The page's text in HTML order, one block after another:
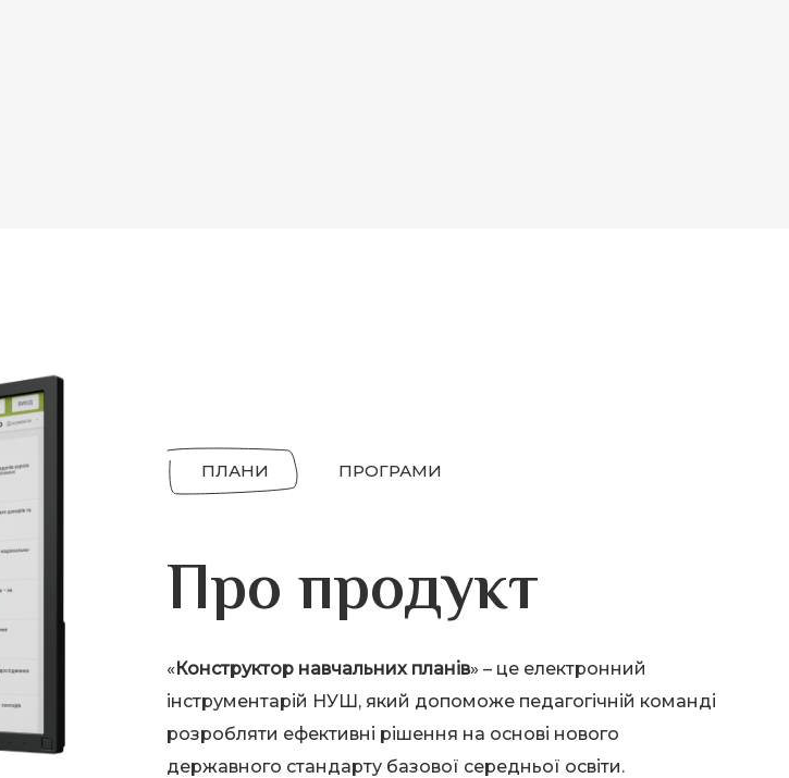
ПЛАНИ ПРОГРАМИ
Про продукт
«Конструктор навчальних планів» – це електронний
інструментарій НУШ, який допоможе педагогічній команді
розробляти ефективні рішення на основі нового
державного стандарту базової середньої освіти.